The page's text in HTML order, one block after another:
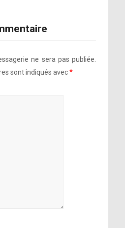
ne sera pas publiée.
sont indiqués avec*